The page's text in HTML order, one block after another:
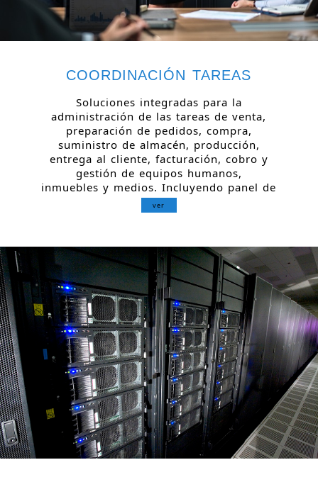
COORDINACIÓN TAREAS
Soluciones integradas para la
administración de las tareas de venta,
preparación de pedidos, compra,
suministro de almacén, producción,
entrega al cliente, facturación, cobro y
gestión de equipos humanos,
inmuebles y medios. Incluyendo panel de
ver